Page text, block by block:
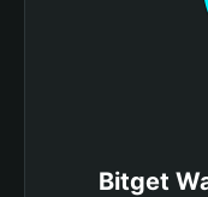
Bitget